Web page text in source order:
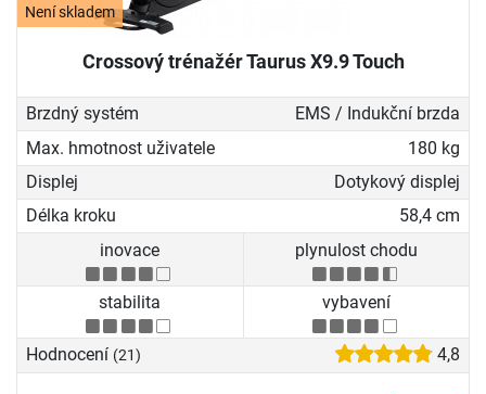
Není skladem
Crossový trénažér Taurus X9.9 Touch
Brzdný systém
EMS / Indukční brzda
Max. hmotnost uživatele
180 kg
Displej
Dotykový displej
Délka kroku
58,4 cm
inovace
plynulost chodu
stabilita vybavení
Hodnocení (21) 4,8